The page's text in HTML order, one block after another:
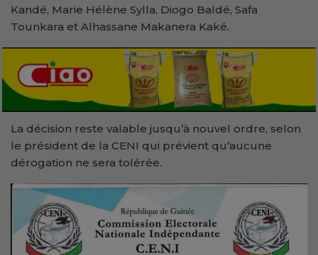
Kandé, Marie Hélène Sylla, Diogo Baldé, Safa
Tounkara et Alhassane Makanera Kaké.
La décision reste valable jusqu’à nouvel ordre, selon
le président de la CENI qui prévient qu’aucune
dérogation ne sera tolérée.